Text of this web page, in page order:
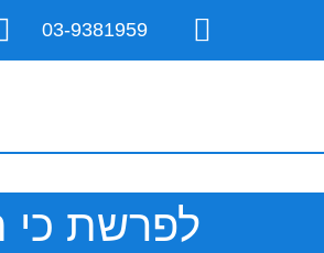
03-9381959
לפרשת כי